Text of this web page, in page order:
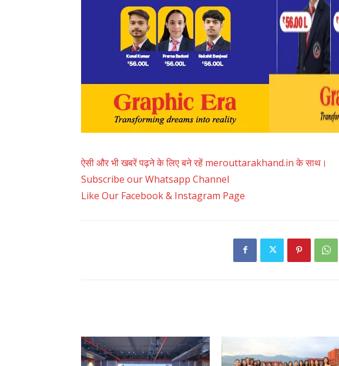
ऐसी और भी खबरें पढ़ने के लिए बने रहें merouttarakhand.in के साथ।
Subscribe our Whatsapp Channel
Like Our Facebook & Instagram Page